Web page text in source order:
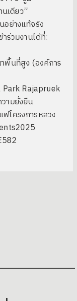
เดียว”
ย่างแท้จริง
ร่วมงานได้ที่:
พื้นที่สูง (องค์การ
Rajapruek
ามยั่งยืน
โครงการหลวง